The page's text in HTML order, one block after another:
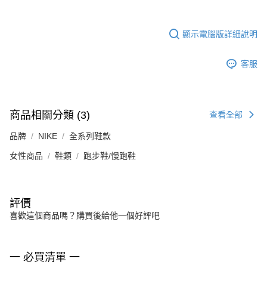
顯示電腦版詳細說明
客服
商品相關分類 (3) 查看全部
品牌 NIKE 全系列鞋款
女性商品 鞋類 跑步鞋/慢跑鞋
評價
喜歡這個商品嗎？購買後給他一個好評吧
一 必買清單 一